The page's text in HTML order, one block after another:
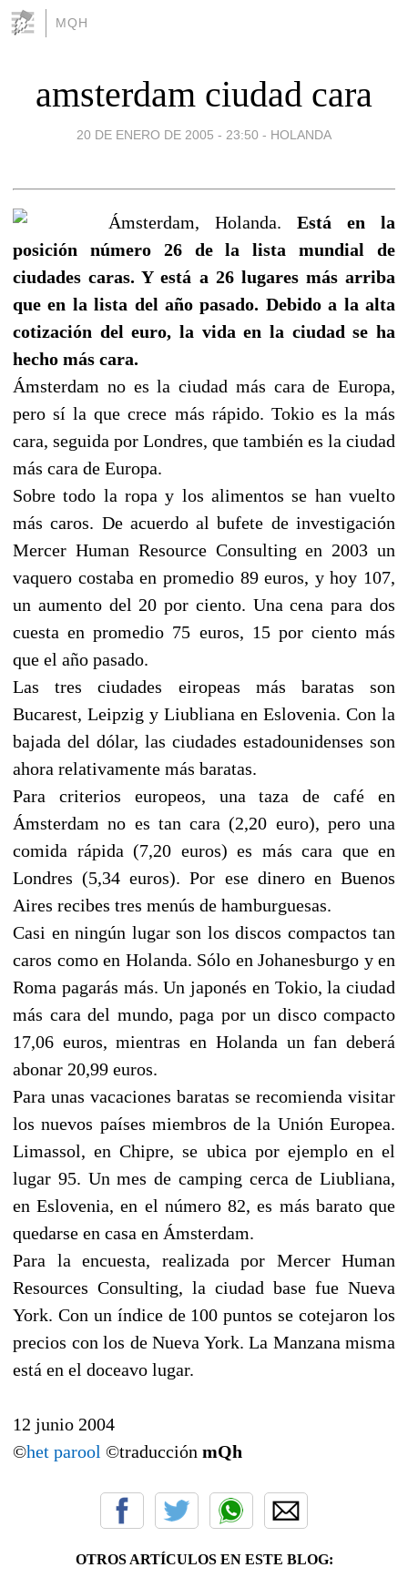
MQH
amsterdam ciudad cara
20 DE ENERO DE 2005 - 23:50 - HOLANDA
Ámsterdam, Holanda. Está en la
posición número 26 de la lista mundial de
ciudades caras. Y está a 26 lugares más arriba
que en la lista del año pasado. Debido a la alta
cotización del euro, la vida en la ciudad se ha
hecho más cara.
Ámsterdam no es la ciudad más cara de Europa,
pero sí la que crece más rápido. Tokio es la más
cara, seguida por Londres, que también es la ciudad
más cara de Europa.
Sobre todo la ropa y los alimentos se han vuelto
más caros. De acuerdo al bufete de investigación
Mercer Human Resource Consulting en 2003 un
vaquero costaba en promedio 89 euros, y hoy 107,
un aumento del 20 por ciento. Una cena para dos
cuesta en promedio 75 euros, 15 por ciento más
que el año pasado.
Las tres ciudades eiropeas más baratas son
Bucarest, Leipzig y Liubliana en Eslovenia. Con la
bajada del dólar, las ciudades estadounidenses son
ahora relativamente más baratas.
Para criterios europeos, una taza de café en
Ámsterdam no es tan cara (2,20 euro), pero una
comida rápida (7,20 euros) es más cara que en
Londres (5,34 euros). Por ese dinero en Buenos
Aires recibes tres menús de hamburguesas.
Casi en ningún lugar son los discos compactos tan
caros como en Holanda. Sólo en Johanesburgo y en
Roma pagarás más. Un japonés en Tokio, la ciudad
más cara del mundo, paga por un disco compacto
17,06 euros, mientras en Holanda un fan deberá
abonar 20,99 euros.
Para unas vacaciones baratas se recomienda visitar
los nuevos países miembros de la Unión Europea.
Limassol, en Chipre, se ubica por ejemplo en el
lugar 95. Un mes de camping cerca de Liubliana,
en Eslovenia, en el número 82, es más barato que
quedarse en casa en Ámsterdam.
Para la encuesta, realizada por Mercer Human
Resources Consulting, la ciudad base fue Nueva
York. Con un índice de 100 puntos se cotejaron los
precios con los de Nueva York. La Manzana misma
está en el doceavo lugar.
12 junio 2004
©het parool ©traducción mQh
OTROS ARTÍCULOS EN ESTE BLOG: